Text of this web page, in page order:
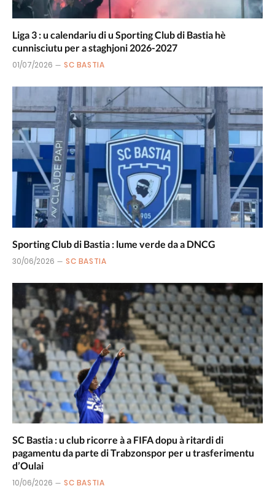
Liga 3 : u calendariu di u Sporting Club di Bastia hè
cunnisciutu per a staghjoni 2026-2027
01/07/2026 SC BASTIA
Sporting Club di Bastia : lume verde da a DNCG
30/06/2026 SC BASTIA
SC Bastia : u club ricorre à a FIFA dopu à ritardi di
pagamentu da parte di Trabzonspor per u trasferimentu
d’Oulai
10/06/2026 SC BASTIA